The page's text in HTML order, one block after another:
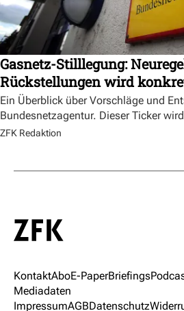
Gasnetz-Stilllegung:
Rückstellungen wird
Ein Überblick über Vorschläge und
Bundesnetzagentur. Dieser Ticker
ZFK Redaktion
KontaktAboE-PaperBriefings
Mediadaten
ImpressumAGBDatenschutz